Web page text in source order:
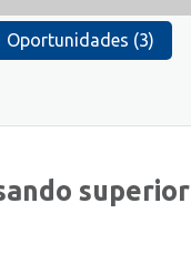
Oportunidades (3)
superior